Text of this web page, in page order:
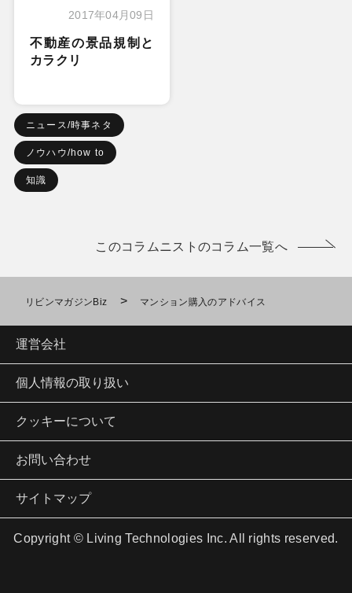
2017年04月09日
不動産の景品規制と
カラクリ
ニュース/時事ネタ
ノウハウ/how to
知識
このコラムニストのコラム一覧へ
リビンマガジンBiz > マンション購入のアドバイス
運営会社
個人情報の取り扱い
クッキーについて
お問い合わせ
サイトマップ
Copyright © Living Technologies Inc. All rights reserved.